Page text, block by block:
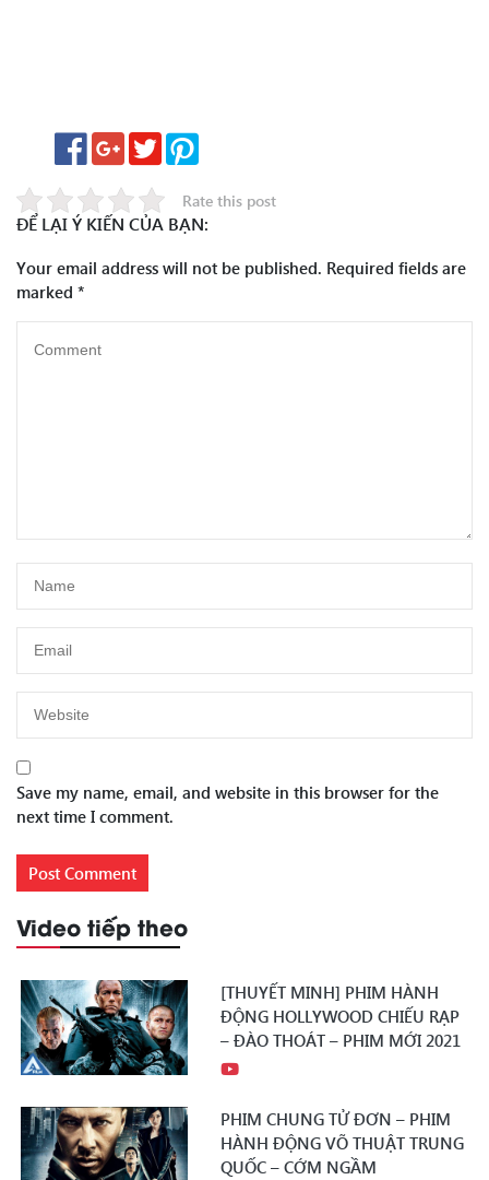
Rate this post
ĐỂ LẠI Ý KIẾN CỦA BẠN:
Your email address will not be published. Required fields are
marked *
Save my name, email, and website in this browser for the
next time I comment.
Video tiếp theo
[THUYẾT MINH] PHIM HÀNH
ĐỘNG HOLLYWOOD CHIẾU RẠP
– ĐÀO THOÁT – PHIM MỚI 2021
PHIM CHUNG TỬ ĐƠN – PHIM
HÀNH ĐỘNG VÕ THUẬT TRUNG
QUỐC – CỚM NGẦM